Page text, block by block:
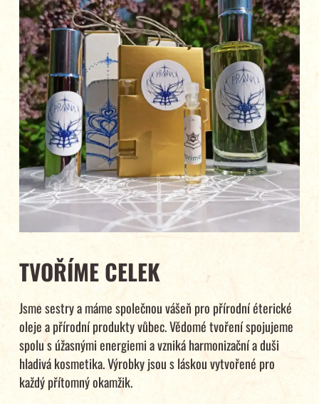
TVOŘÍME CELEK
Jsme sestry a máme společnou vášeň pro přírodní éterické
oleje a přírodní produkty vůbec. Vědomé tvoření spojujeme
spolu s úžasnými energiemi a vzniká harmonizační a duši
hladivá kosmetika. Výrobky jsou s láskou vytvořené pro
každý přítomný okamžik.